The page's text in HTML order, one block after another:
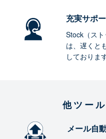
充実サポ
Stock（ス
は、遅くと
しておりま
他ツー
メール自